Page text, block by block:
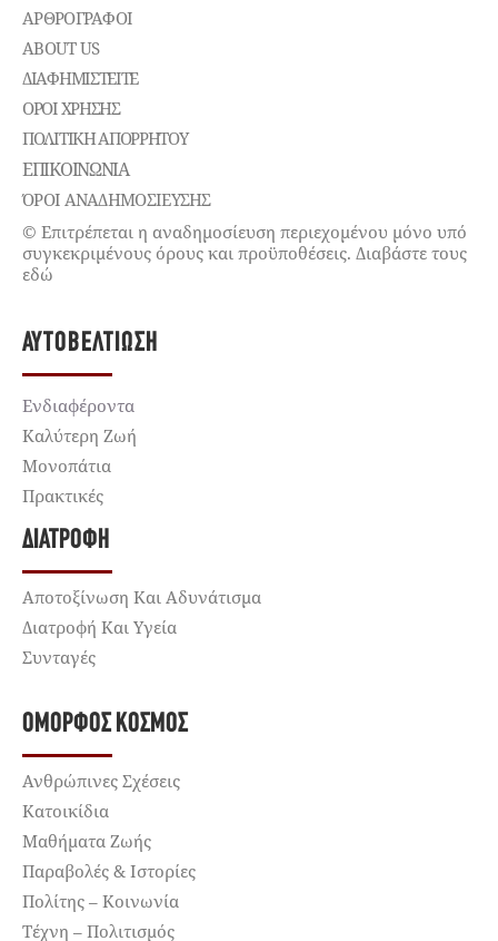
ΑΡΘΡΟΓΡΑΦΟΙ
ABOUT US
ΔΙΑΦΗΜΙΣΤΕΊΤΕ
ΌΡΟΙ ΧΡΉΣΗΣ
ΠΟΛΙΤΙΚΉ ΑΠΟΡΡΉΤΟΥ
ΕΠΙΚΟΙΝΩΝΊΑ
ΌΡΟΙ ΑΝΑΔΗΜΟΣΙΕΥΣΗΣ
© Επιτρέπεται η αναδημοσίευση περιεχομένου μόνο υπό
συγκεκριμένους όρους και προϋποθέσεις. Διαβάστε τους
εδώ
ΑΥΤΟΒΕΛΤΊΩΣΗ
Ενδιαφέροντα
Καλύτερη Ζωή
Μονοπάτια
Πρακτικές
ΔΙΑΤΡΟΦΉ
Αποτοξίνωση Και Αδυνάτισμα
Διατροφή Και Υγεία
Συνταγές
ΌΜΟΡΦΟΣ ΚΌΣΜΟΣ
Ανθρώπινες Σχέσεις
Κατοικίδια
Μαθήματα Ζωής
Παραβολές & Ιστορίες
Πολίτης – Κοινωνία
Τέχνη – Πολιτισμός